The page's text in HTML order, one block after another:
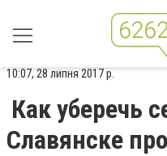
10:07, 28 липня 2017 р.
Как уберечь
Славянске